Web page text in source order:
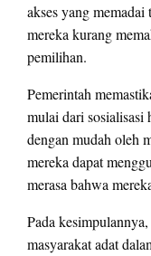
akses yang
mereka kurang
pemilihan.
Pemerintah
mulai dari sosialisasi
dengan mudah oleh
mereka dapat
merasa bahwa
Pada
masyarakat adat